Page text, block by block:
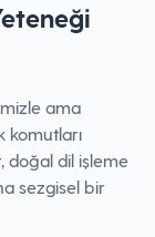
ama
komutları
doğal dil işleme
sezgisel bir